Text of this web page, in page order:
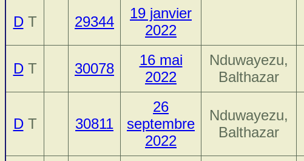
DT 29344
19 janvier
2022
DT 30078
16 mai
2022
Nduwayezu,
Balthazar
DT 30811
26
septembre
2022
Nduwayezu,
Balthazar